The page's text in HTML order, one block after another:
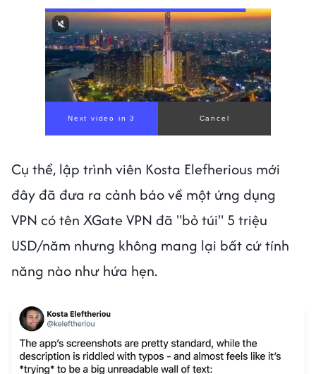
Next video in 1 Cancel
Cụ thể, lập trình viên Kosta Elefherious mới
đây đã đưa ra cảnh báo về một ứng dụng
VPN có tên XGate VPN đã "bỏ túi" 5 triệu
USD/năm nhưng không mang lại bất cứ tính
năng nào như hứa hẹn.